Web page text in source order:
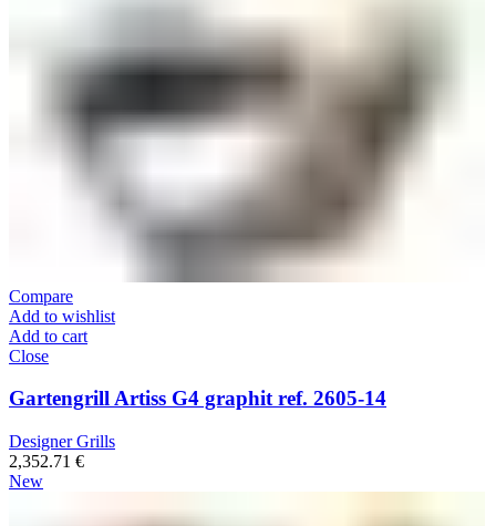
Compare
Add to wishlist
Add to cart
Close
Gartengrill Artiss G4 graphit ref. 2605-14
Designer Grills
2,352.71 €
New